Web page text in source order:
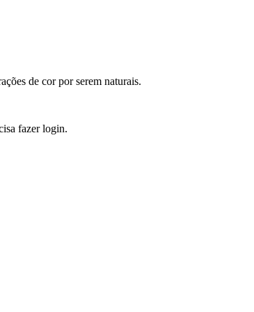
de cor por serem naturais.
fazer login.